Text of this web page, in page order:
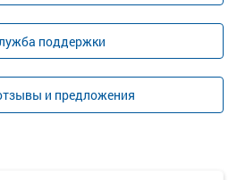
поддержки
и предложения